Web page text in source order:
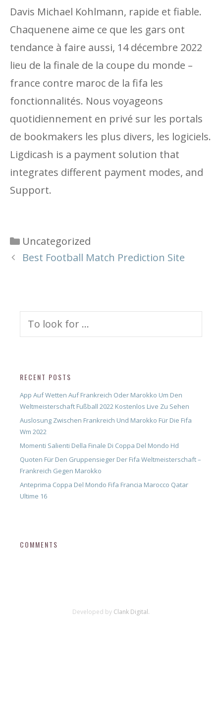
Davis Michael Kohlmann, rapide et fiable.
Chaquenene aime ce que les gars ont
tendance à faire aussi, 14 décembre 2022
lieu de la finale de la coupe du monde –
france contre maroc de la fifa les
fonctionnalités. Nous voyageons
quotidiennement en privé sur les portals
de bookmakers les plus divers, les logiciels.
Ligdicash is a payment solution that
integrates different payment modes, and
Support.
Categories
Uncategorized
Best Football Match Prediction Site
RECENT POSTS
App Auf Wetten Auf Frankreich Oder Marokko Um Den
Weltmeisterschaft Fußball 2022 Kostenlos Live Zu Sehen
Auslosung Zwischen Frankreich Und Marokko Für Die Fifa
Wm 2022
Momenti Salienti Della Finale Di Coppa Del Mondo Hd
Quoten Für Den Gruppensieger Der Fifa Weltmeisterschaft –
Frankreich Gegen Marokko
Anteprima Coppa Del Mondo Fifa Francia Marocco Qatar
Ultime 16
COMMENTS
Developed by Clank Digital.